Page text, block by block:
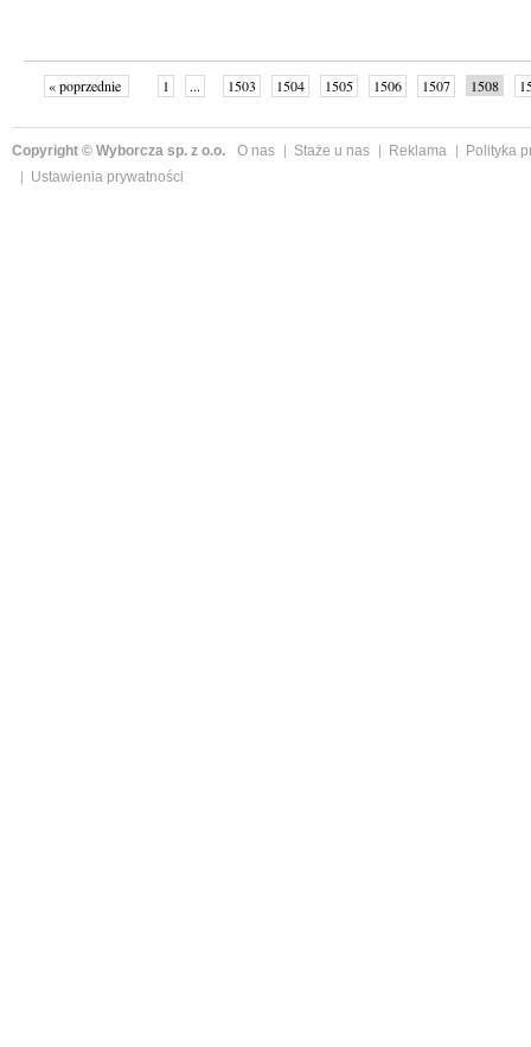
« poprzednie 1 ... 1503 1504 1505 1506 1507 1508
Copyright © Wyborcza sp. z o.o. O nas Staże u nas Reklama
Polityka
Ustawienia prywatności